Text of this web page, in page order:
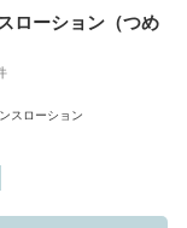
ローション（つめ
スローション